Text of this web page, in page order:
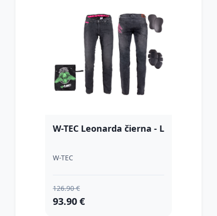
W-TEC Leonarda čierna - L
W-TEC
126.90 €
93.90 €